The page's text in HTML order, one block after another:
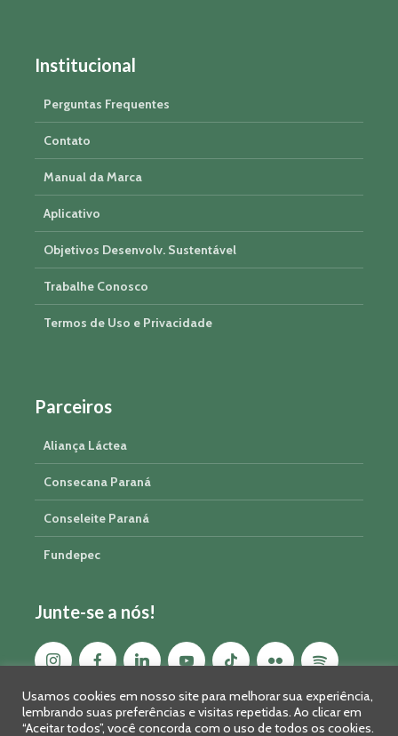
Institucional
Perguntas Frequentes
Contato
Manual da Marca
Aplicativo
Objetivos Desenvolv. Sustentável
Trabalhe Conosco
Termos de Uso e Privacidade
Parceiros
Aliança Láctea
Consecana Paraná
Conseleite Paraná
Fundepec
Junte-se a nós!
Usamos cookies em nosso site para melhorar sua experiência,
lembrando suas preferências e visitas repetidas. Ao clicar em
“Aceitar todos”, você concorda com o uso de todos os cookies.